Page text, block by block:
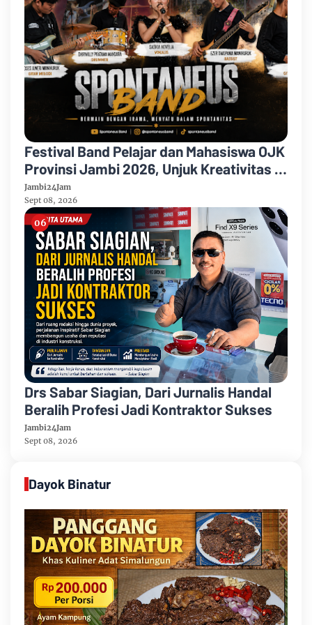
Festival Band Pelajar dan Mahasiswa OJK
Provinsi Jambi 2026, Unjuk Kreativitas di
Taman Banjuran Budayo, Spontaneus
Band Raih Juara 2
Jambi24Jam
Sept 08, 2026
Drs Sabar Siagian, Dari Jurnalis Handal
Beralih Profesi Jadi Kontraktor Sukses
Jambi24Jam
Sept 08, 2026
Dayok Binatur